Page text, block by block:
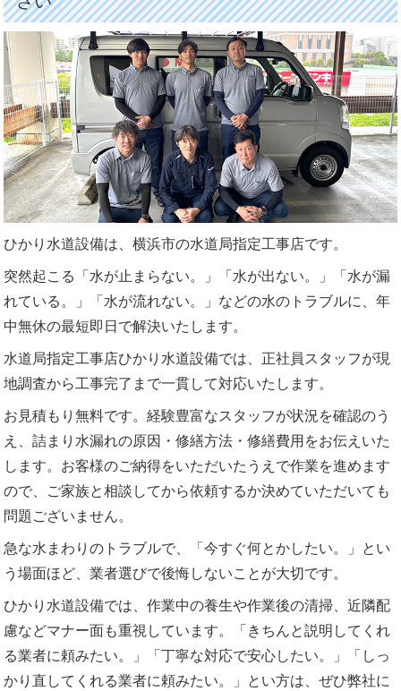
ひかり水道設備は、横浜市の水道局指定工事店です。
突然起こる「水が止まらない。」「水が出ない。」「水が漏
れている。」「水が流れない。」などの水のトラブルに、年
中無休の最短即日で解決いたします。
水道局指定工事店ひかり水道設備では、正社員スタッフが現
地調査から工事完了まで一貫して対応いたします。
お見積もり無料です。経験豊富なスタッフが状況を確認のう
え、詰まり水漏れの原因・修繕方法・修繕費用をお伝えいた
します。お客様のご納得をいただいたうえで作業を進めます
ので、ご家族と相談してから依頼するか決めていただいても
問題ございません。
急な水まわりのトラブルで、「今すぐ何とかしたい。」とい
う場面ほど、業者選びで後悔しないことが大切です。
ひかり水道設備では、作業中の養生や作業後の清掃、近隣配
慮などマナー面も重視しています。「きちんと説明してくれ
る業者に頼みたい。」「丁寧な対応で安心したい。」「しっ
かり直してくれる業者に頼みたい。」とい方は、ぜひ弊社に